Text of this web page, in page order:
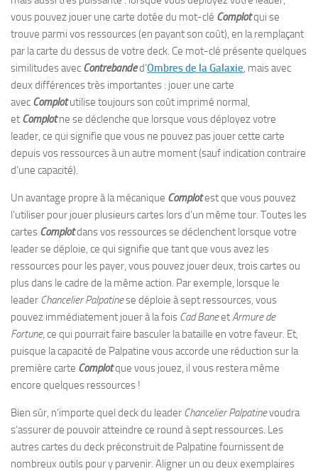
vous pouvez jouer une carte dotée du mot-clé Complotqui se
trouve parmi vos ressources (en payant son coût), en la remplaçant
par la carte du dessus de votre deck. Ce mot-clé présente quelques
similitudes avec Contrebanded’Ombres de la Galaxie, mais avec
deux différences très importantes : jouer une carte
avec Complot utilise toujours son coût imprimé normal,
et Complot ne se déclenche que lorsque vous déployez votre
leader, ce qui signifie que vous ne pouvez pas jouer cette carte
depuis vos ressources à un autre moment (sauf indication contraire
d’une capacité).
Un avantage propre à la mécanique Complotest que vous pouvez
l’utiliser pour jouer plusieurs cartes lors d’un même tour. Toutes les
cartes Complotdans vos ressources se déclenchent lorsque votre
leader se déploie, ce qui signifie que tant que vous avez les
ressources pour les payer, vous pouvez jouer deux, trois cartes ou
plus dans le cadre de la même action. Par exemple, lorsque le
leader Chancelier Palpatinese déploie à sept ressources, vous
pouvez immédiatement jouer à la fois Cad BaneetArmure de
Fortune, ce qui pourrait faire basculer la bataille en votre faveur. Et,
puisque la capacité de Palpatine vous accorde une réduction sur la
première carte Complotque vous jouez, il vous restera même
encore quelques ressources !
Bien sûr, n’importe quel deck du leader Chancelier Palpatinevoudra
s’assurer de pouvoir atteindre ce round à sept ressources. Les
autres cartes du deck préconstruit de Palpatine fournissent de
nombreux outils pour y parvenir. Aligner un ou deux exemplaires